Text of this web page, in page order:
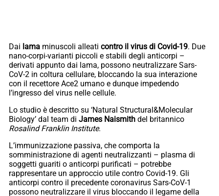
Dai lama minuscoli alleati contro il virus di Covid-19. Due
nano-corpi-varianti piccoli e stabili degli anticorpi –
derivati ​​appunto dai lama, possono neutralizzare Sars-
CoV-2 in coltura cellulare, bloccando la sua interazione
con il recettore Ace2 umano e dunque impedendo
l’ingresso del virus nelle cellule.
Lo studio è descritto su ‘Natural Structural&Molecular
Biology’ dal team di James Naismith del britannico
Rosalind Franklin Institute.
L’immunizzazione passiva, che comporta la
somministrazione di agenti neutralizzanti – plasma di
soggetti guariti o anticorpi purificati – potrebbe
rappresentare un approccio utile contro Covid-19. Gli
anticorpi contro il precedente coronavirus Sars-CoV-1
possono neutralizzare il virus bloccando il legame della